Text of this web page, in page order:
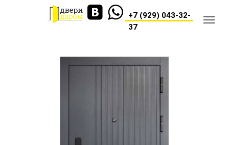
+7 (929) 043-32-
37